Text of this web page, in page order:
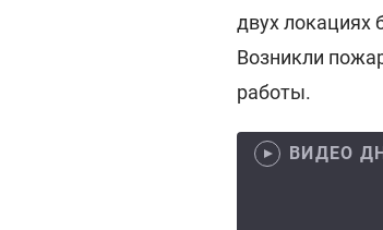
двух локациях
Возникли
работы.
ВИДЕО